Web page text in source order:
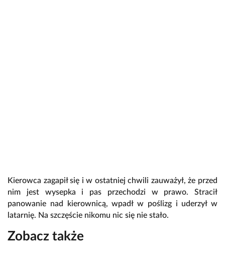
Kierowca zagapił się i w ostatniej chwili zauważył, że przed
nim jest wysepka i pas przechodzi w prawo. Stracił
panowanie nad kierownicą, wpadł w poślizg i uderzył w
latarnię. Na szczęście nikomu nic się nie stało.
Zobacz także